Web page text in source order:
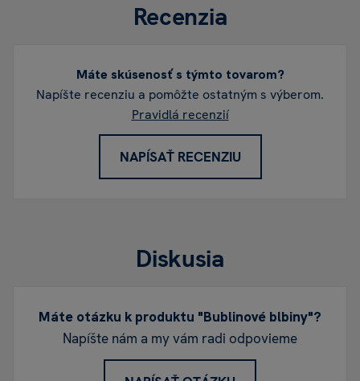
Recenzia
Máte skúsenosť s týmto tovarom?
Napíšte recenziu a pomôžte ostatným s výberom.
Pravidlá recenzií
NAPÍSAŤ RECENZIU
Diskusia
Máte otázku k produktu "Bublinové blbiny"?
Napíšte nám a my vám radi odpovieme